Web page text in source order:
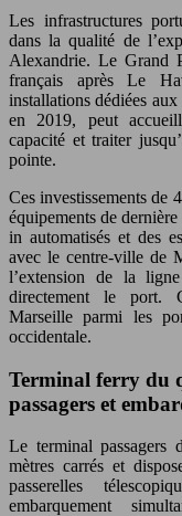
Les infrastructures
dans la qualité de
Alexandrie. Le Grand
français après Le
installations dédiées
en 2019, peut
capacité et traiter
pointe.
Ces investissements de
équipements de
in automatisés et des
avec le centre-ville de
l’extension de la
directement le port.
Marseille parmi les
occidentale.
Terminal ferry du
passagers et
Le terminal passagers
mètres carrés et
passerelles
embarquement